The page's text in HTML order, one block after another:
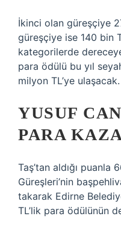
İkinci olan güreşçiye
güreşçiye ise 140 bin
kategorilerde
para ödülü bu yıl
milyon TL’ye ulaşacak.
YUSUF
PARA
Taş’tan aldığı puanla
Güreşleri’nin
takarak Edirne
TL’lik para ödülünün